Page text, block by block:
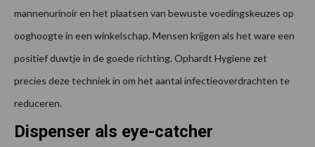
mannenurinoir en het plaatsen van bewuste voedingskeuzes op
ooghoogte in een winkelschap. Mensen krijgen als het ware een
positief duwtje in de goede richting. Ophardt Hygiene zet
precies deze techniek in om het aantal infectieoverdrachten te
reduceren.
Dispenser als eye-catcher